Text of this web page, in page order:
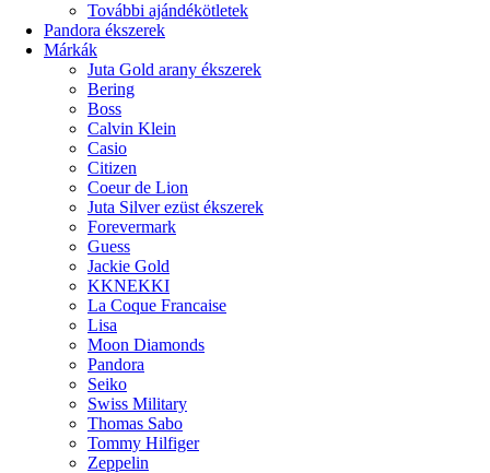
További ajándékötletek
Pandora ékszerek
Márkák
Juta Gold arany ékszerek
Bering
Boss
Calvin Klein
Casio
Citizen
Coeur de Lion
Juta Silver ezüst ékszerek
Forevermark
Guess
Jackie Gold
KKNEKKI
La Coque Francaise
Lisa
Moon Diamonds
Pandora
Seiko
Swiss Military
Thomas Sabo
Tommy Hilfiger
Zeppelin